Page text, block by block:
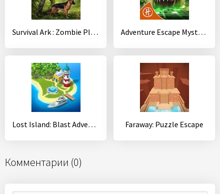
Survival Ark : Zombie Plague Island Adventure Escape Mysteries
Lost Island: Blast Adventure Faraway: Puzzle Escape
Комментарии (0)